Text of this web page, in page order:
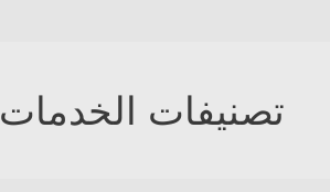
تصنيفات الخدمات